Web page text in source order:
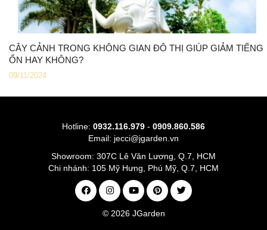
CÂY CẢNH TRONG KHÔNG GIAN ĐÔ THỊ GIÚP GIẢM TIẾNG
ỔN HAY KHÔNG?
09/11/2024
Hotline: 0932.116.979 - 0909.860.586
Email: jecci@jgarden.vn
Showroom: 307C Lê Văn Lương, Q.7, HCM
Chi nhánh: 105 Mỹ Hưng, Phú Mỹ, Q.7, HCM
© 2026 JGarden